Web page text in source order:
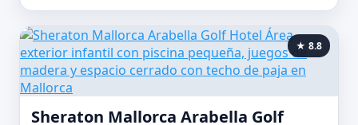
★ 8.8
Sheraton Mallorca Arabella Golf